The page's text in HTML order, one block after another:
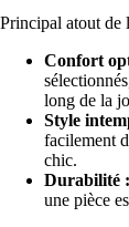
Principal atout de
Confort
long de la
Style
facilement
chic.
Durabilité :
une pièce